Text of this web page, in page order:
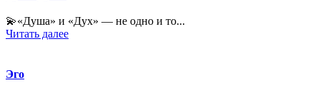
💫«Душа» и «Дух» — не одно и то...
Читать далее
Эго